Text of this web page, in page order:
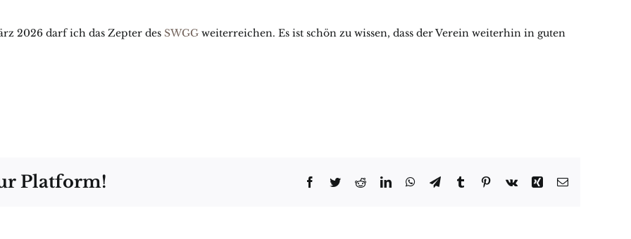
2026 darf ich das Zepter des SWGG weiterreichen. Es ist schön zu wissen, dass der Verein weiterhin in guten
Platform! Facebook
TwitterRedditLinkedInWhatsApp
TelegramTumblrPinterest
Vk Xing Email